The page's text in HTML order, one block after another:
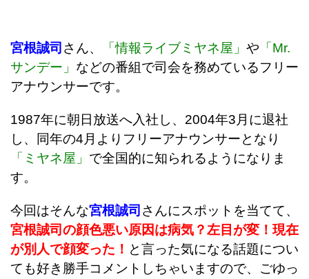
宮根誠司 さん、 「情報ライブミヤネ屋」 や 「Mr.
サンデー」 などの番組で司会を務めているフリー
アナウンサーです。
1987年に朝日放送へ入社し、2004年3月に退社
し、同年の4月よりフリーアナウンサーとなり
「ミヤネ屋」 で全国的に知られるようになりま
す。
今回はそんな宮根誠司 さんにスポットを当てて、
宮根誠司の顔色悪い原因は病気？左目が変！現在
が別人で顔変った！ と言った気になる話題につい
ても好き勝手コメントしちゃいますので、ごゆっ